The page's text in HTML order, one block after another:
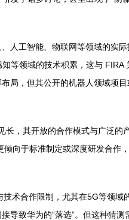
人工智能、物联网等领域的实
等领域的技术积累，这与 FIRA
局，但其公开的机器人领域项
，其开放的合作模式与广泛的
向于标准制定或深度研发合作
术合作限制，尤其在5G等领域
导致华为的“落选”。但这种猜